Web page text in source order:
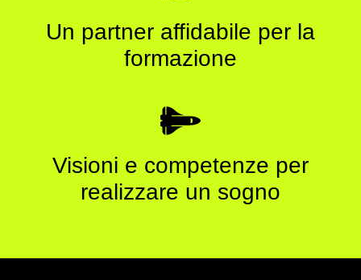
Un partner affidabile per la
formazione
Visioni e competenze per
realizzare un sogno